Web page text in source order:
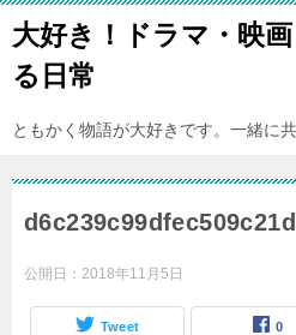
大好き！ドラマ・映
る日常
ともかく物語が大好きです。一緒に
公開日： 2018年11月5日
Tweet 0